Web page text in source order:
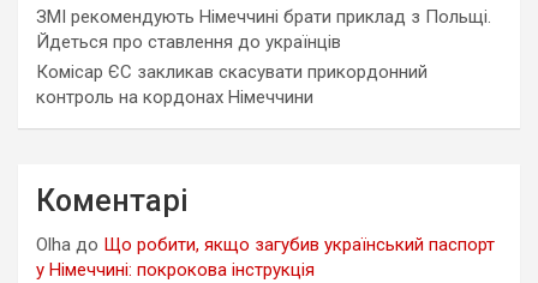
ЗМІ рекомендують Німеччині брати приклад з Польщі.
Йдеться про ставлення до українців
Комісар ЄС закликав скасувати прикордонний
контроль на кордонах Німеччини
Коментарі
Olha до Що робити, якщо загубив український паспорт
у Німеччині: покрокова інструкція